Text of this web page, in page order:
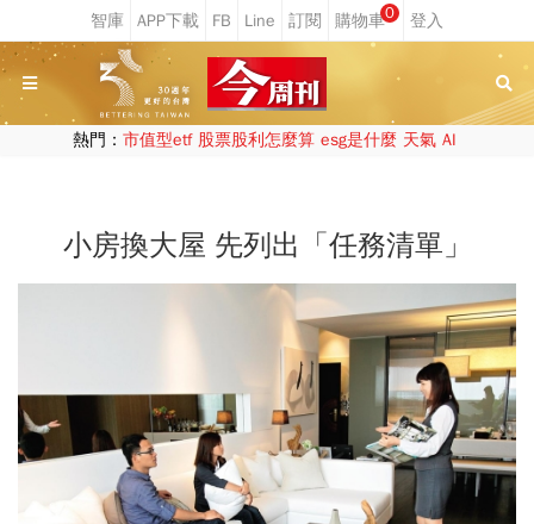
0
熱門： 市值型etf 股票股利怎麼算 esg是什麼 天氣 AI
小房換大屋 先列出「任務清單」